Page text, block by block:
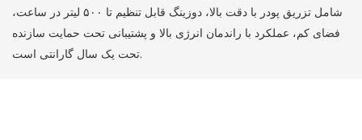
شامل تزریق پودر با دقت بالا، دوزینگ قابل تنظیم تا ۵۰۰ لیتر در ساعت،
فضای کم، عملکرد با راندمان انرژی بالا و پشتیبانی تحت حمایت سازنده
تحت یک سال گارانتی است.